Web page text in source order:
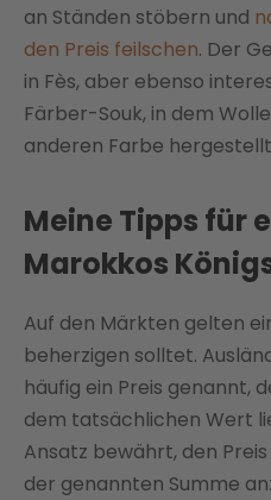
an Ständen stöbern und
den Preis feilschen. Der
in Fès, aber ebenso
Färber-Souk, in dem
anderen Farbe
Meine Tipps für
Marokkos
Auf den Märkten gelten
beherzigen solltet.
häufig ein Preis genannt,
dem tatsächlichen Wert
Ansatz bewährt, den
der genannten Summe